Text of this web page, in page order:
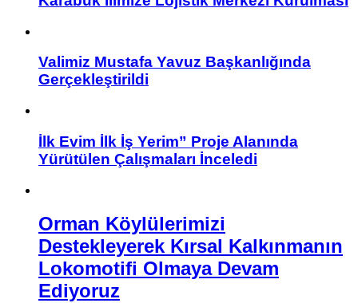
Valimiz Mustafa Yavuz Başkanlığında
Gerçekleştirildi
İlk Evim İlk İş Yerim” Proje Alanında
Yürütülen Çalışmaları İnceledi
Orman Köylülerimizi
Destekleyerek Kırsal Kalkınmanın
Lokomotifi Olmaya Devam
Ediyoruz